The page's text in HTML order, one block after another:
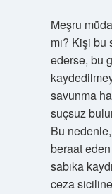
Meşru
mı? Kişi
ederse, bu
savunma
suçsuz
Bu
beraat
sabıka
ceza siciline